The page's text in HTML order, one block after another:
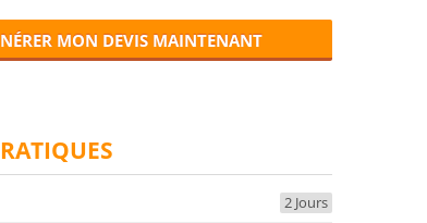
MON DEVIS MAINTENANT
2 Jours